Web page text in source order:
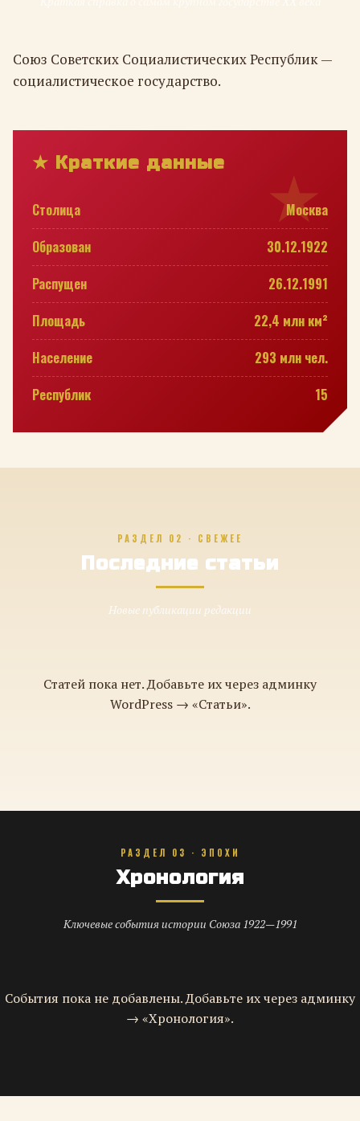
Союз Советских Социалистических Республик —
социалистическое государство.
★ Краткие данные
Столица
Москва
Образован
30.12.1922
Распущен
26.12.1991
Площадь
22,4 млн км²
Население
293 млн чел.
Республик
15
РАЗДЕЛ 02 · СВЕЖЕЕ
Последние статьи
Новые публикации редакции
Статей пока нет. Добавьте их через админку
WordPress → «Статьи».
РАЗДЕЛ 03 · ЭПОХИ
Хронология
Ключевые события истории Союза 1922—1991
События пока не добавлены. Добавьте их через админку
→ «Хронология».